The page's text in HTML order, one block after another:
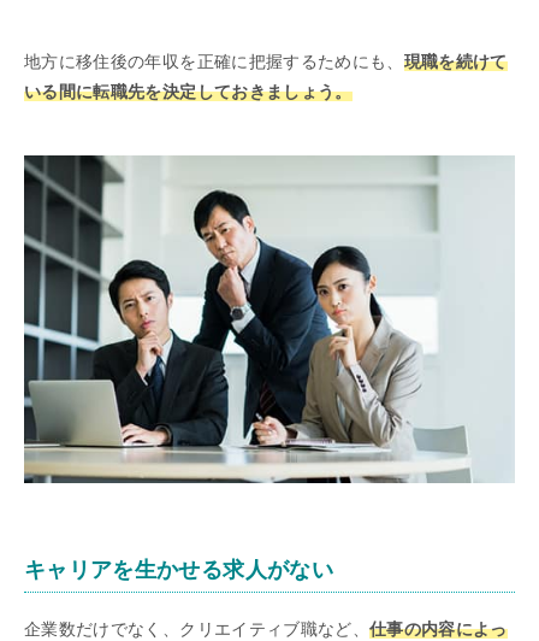
地方に移住後の年収を正確に把握するためにも、 現職を続けて
いる間に転職先を決定しておきましょう。
キャリアを生かせる求人がない
企業数だけでなく、クリエイティブ職など、 仕事の内容によっ